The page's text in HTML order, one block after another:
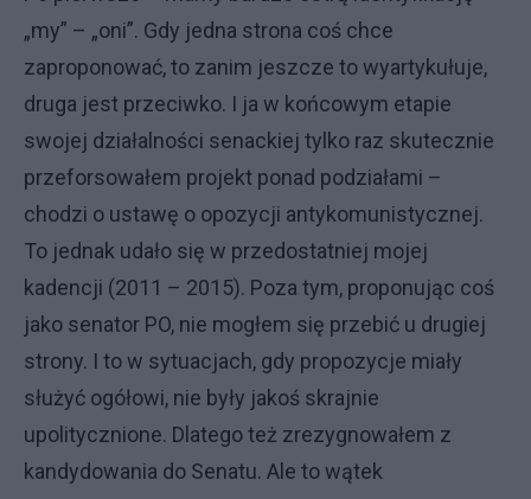
„my” – „oni”. Gdy jedna strona coś chce
zaproponować, to zanim jeszcze to wyartykułuje,
druga jest przeciwko. I ja w końcowym etapie
swojej działalności senackiej tylko raz skutecznie
przeforsowałem projekt ponad podziałami –
chodzi o ustawę o opozycji antykomunistycznej.
To jednak udało się w przedostatniej mojej
kadencji (2011 – 2015). Poza tym, proponując coś
jako senator PO, nie mogłem się przebić u drugiej
strony. I to w sytuacjach, gdy propozycje miały
służyć ogółowi, nie były jakoś skrajnie
upolitycznione. Dlatego też zrezygnowałem z
kandydowania do Senatu. Ale to wątek